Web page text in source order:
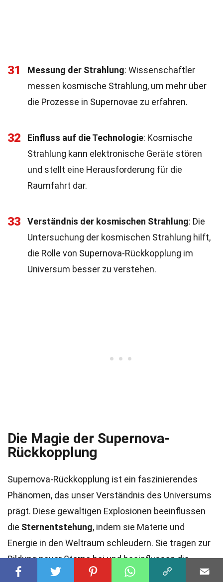
31 Messung der Strahlung: Wissenschaftler
messen kosmische Strahlung, um mehr über
die Prozesse in Supernovae zu erfahren.
32 Einfluss auf die Technologie: Kosmische
Strahlung kann elektronische Geräte stören
und stellt eine Herausforderung für die
Raumfahrt dar.
33 Verständnis der kosmischen Strahlung: Die
Untersuchung der kosmischen Strahlung hilft,
die Rolle von Supernova-Rückkopplung im
Universum besser zu verstehen.
Die Magie der Supernova-
Rückkopplung
Supernova-Rückkopplung ist ein faszinierendes
Phänomen, das unser Verständnis des Universums
prägt. Diese gewaltigen Explosionen beeinflussen
die Sternentstehung, indem sie Materie und
Energie in den Weltraum schleudern. Sie tragen zur
Bildung neuer Sterne bei und beeinflussen die
chemische Zusammensetzung von Galaxien.